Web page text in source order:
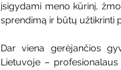
įsigydami meno kūrinį,
sprendimą ir būtų užtikrinti
Dar viena gerėjančios
Lietuvoje –